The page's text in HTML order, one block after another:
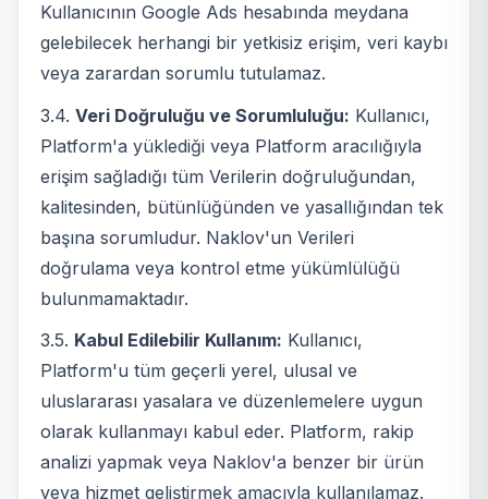
Kullanıcının Google Ads hesabında meydana
gelebilecek herhangi bir yetkisiz erişim, veri kaybı
veya zarardan sorumlu tutulamaz.
3.4. Veri Doğruluğu ve Sorumluluğu: Kullanıcı,
Platform'a yüklediği veya Platform aracılığıyla
erişim sağladığı tüm Verilerin doğruluğundan,
kalitesinden, bütünlüğünden ve yasallığından tek
başına sorumludur. Naklov'un Verileri
doğrulama veya kontrol etme yükümlülüğü
bulunmamaktadır.
3.5. Kabul Edilebilir Kullanım: Kullanıcı,
Platform'u tüm geçerli yerel, ulusal ve
uluslararası yasalara ve düzenlemelere uygun
olarak kullanmayı kabul eder. Platform, rakip
analizi yapmak veya Naklov'a benzer bir ürün
veya hizmet geliştirmek amacıyla kullanılamaz.